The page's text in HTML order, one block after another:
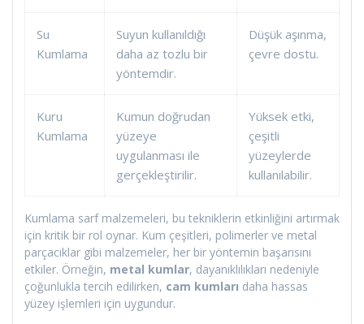
Su
Kumlama
Suyun kullanıldığı
daha az tozlu bir
yöntemdir.
Düşük aşınma,
çevre dostu.
Kuru
Kumlama
Kumun doğrudan
yüzeye
uygulanması ile
gerçekleştirilir.
Yüksek etki,
çeşitli
yüzeylerde
kullanılabilir.
Kumlama sarf malzemeleri, bu tekniklerin etkinliğini artırmak
için kritik bir rol oynar. Kum çeşitleri, polimerler ve metal
parçacıklar gibi malzemeler, her bir yöntemin başarısını
etkiler. Örneğin, metal kumlar, dayanıklılıkları nedeniyle
çoğunlukla tercih edilirken, cam kumları daha hassas
yüzey işlemleri için uygundur.